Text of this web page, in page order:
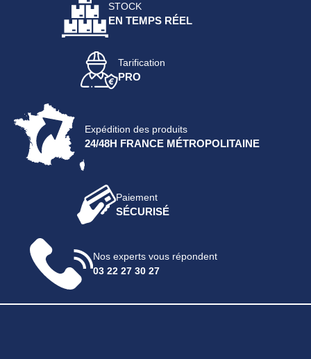
STOCK
EN TEMPS RÉEL
Tarification
PRO
Expédition des produits
24/48H FRANCE MÉTROPOLITAINE
Paiement
SÉCURISÉ
Nos experts vous répondent
03 22 27 30 27